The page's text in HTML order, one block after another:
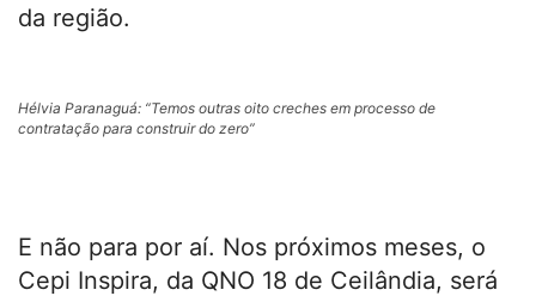
da região.
Hélvia Paranaguá: “Temos outras oito creches em processo de
contratação para construir do zero”
E não para por aí. Nos próximos meses, o
Cepi Inspira, da QNO 18 de Ceilândia, será